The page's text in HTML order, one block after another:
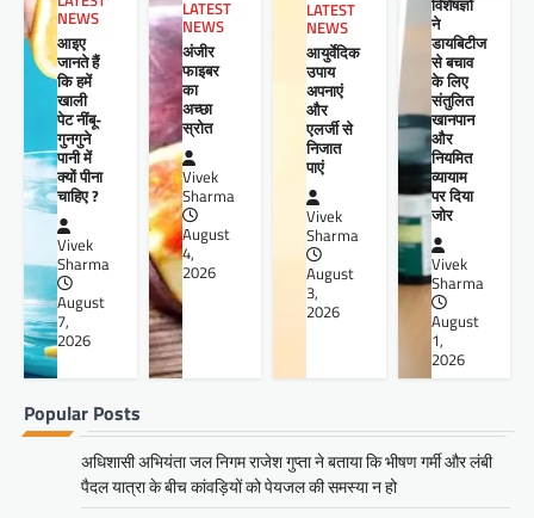
NEWS
आइए
जानते हैं
कि हमें
खाली
पेट नींबू-
गुनगुने
पानी में
क्यों पीना
चाहिए ?
Vivek
Sharma
August
7,
2026
LATEST
NEWS
अंजीर
फाइबर
का
अच्छा
स्रोत
Vivek
Sharma
August
4,
2026
LATEST
NEWS
आयुर्वेदिक
उपाय
अपनाएं
और
एलर्जी से
निजात
पाएं
Vivek
Sharma
August
3,
2026
विशेषज्ञों
ने
डायबिटीज
से बचाव
के लिए
संतुलित
खानपान
और
नियमित
व्यायाम
पर दिया
जोर
Vivek
Sharma
August
1,
2026
Popular Posts
अधिशासी अभियंता जल निगम राजेश गुप्ता ने बताया कि भीषण गर्मी और लंबी
पैदल यात्रा के बीच कांवड़ियों को पेयजल की समस्या न हो